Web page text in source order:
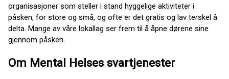
organisasjoner som steller i stand hyggelige aktiviteter i
påsken, for store og små, og ofte er det gratis og lav terskel å
delta. Mange av våre lokallag ser frem til å åpne dørene sine
gjennom påsken.
Om Mental Helses svartjenester